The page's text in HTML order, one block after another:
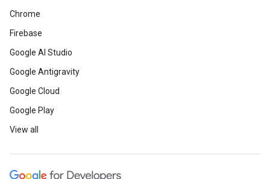
Chrome
Firebase
Google AI Studio
Google Antigravity
Google Cloud
Google Play
View all